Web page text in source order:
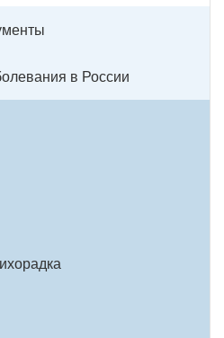
в России